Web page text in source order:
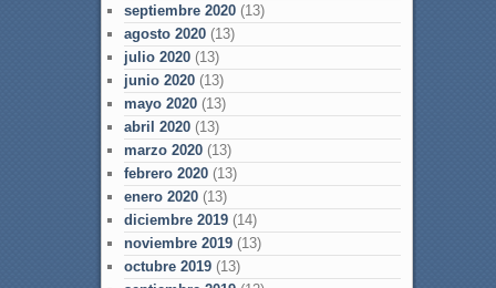
septiembre 2020(13)
agosto 2020(13)
julio 2020(13)
junio 2020(13)
mayo 2020(13)
abril 2020(13)
marzo 2020(13)
febrero 2020(13)
enero 2020(13)
diciembre 2019(14)
noviembre 2019(13)
octubre 2019(13)